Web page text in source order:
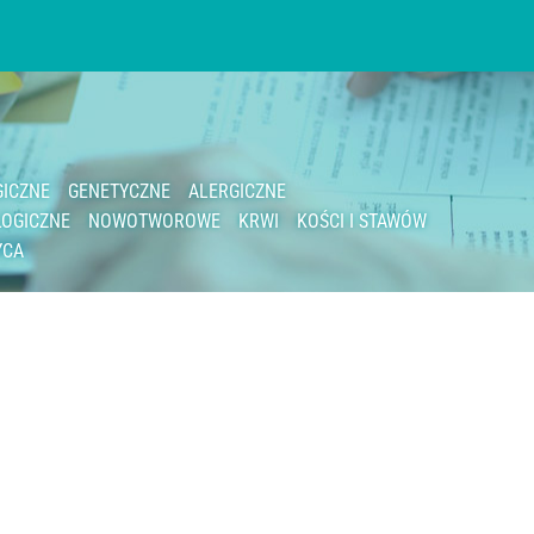
GENETYCZNE
ALERGICZNE
NOWOTWOROWE KRWI
KOŚCI I STAWÓW